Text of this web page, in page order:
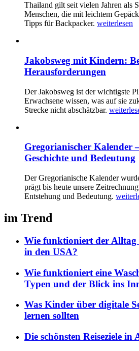
Thailand gilt seit vielen Jahren als
Menschen, die mit leichtem
Tipps für Backpacker. weiterlesen
Jakobsweg mit Kindern:
Herausforderungen
Der Jakobsweg ist der wichtigste
Erwachsene wissen, was auf sie
Strecke nicht abschätzbar.
Gregorianischer Kalender
Geschichte und Bedeutung
Der Gregorianische Kalender
prägt bis heute unsere
Entstehung und Bedeutung.
im Trend
Wie funktioniert der Alltag
in den USA?
Wie funktioniert eine
Typen und der Blick ins
Was Kinder über digitale
lernen sollten
Die schönsten Reiseziele in